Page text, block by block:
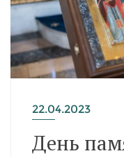
22.04.2023
День